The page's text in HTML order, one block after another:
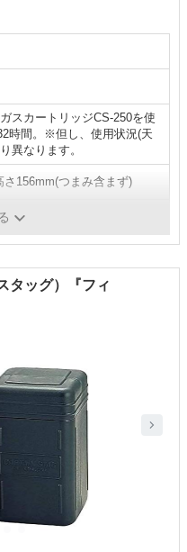
スカートリッジCS-250を使
時間。※但し、使用状況(天
異なります。
さ156mm(つまみ含まず)
ランタンのみ約110g）
タッグ）『フィ